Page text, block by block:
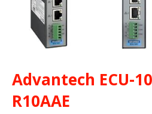
Advantech ECU-
R10AAE